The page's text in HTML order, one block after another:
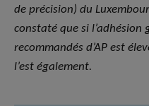
de précision) du
constaté que si l’adhésion
recommandés d’AP est
l’est également.